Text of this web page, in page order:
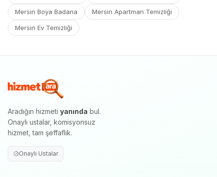
Mersin Boya Badana Mersin Apartman Temizliği
Mersin Ev Temizliği
Aradığın hizmeti yanında bul.
Onaylı ustalar, komisyonsuz
hizmet, tam şeffaflık.
Onaylı Ustalar